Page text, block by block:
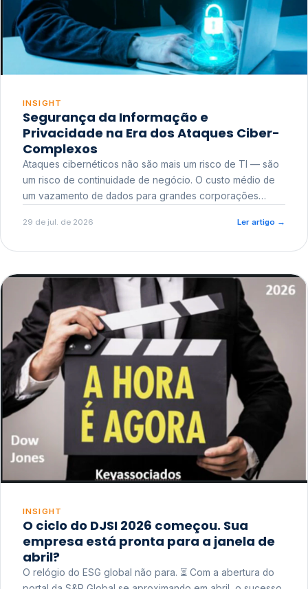
INSIGHT
Segurança da Informação e
Privacidade na Era dos Ataques Ciber-
Complexos
Ataques cibernéticos não são mais um risco de TI — são
um risco de continuidade de negócio. O custo médio de
um vazamento de dados para grandes corporações
reputacional e o risco regulatório junto a órgãos como a
29 de jul. de 2026 Ler artigo →
INSIGHT
O ciclo do DJSI 2026 começou. Sua
empresa está pronta para a janela de
abril?
O relógio do ESG global não para. ⏳ Com a abertura do